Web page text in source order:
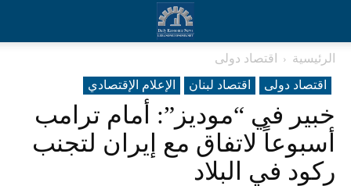
الرئيسية
اقتصاد دولی
اقتصاد دولی
اقتصاد لبنان الإعلام الإقتصادي
خبير في “موديز”: أمام ترامب
أسبوعاً لاتفاق مع إيران لتجنب
ركود في البلاد